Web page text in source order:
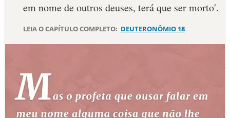
DEVOCIONAL DIÁRIO
10 MANDAMENTOS
ESTUDOS BÍBLICOS
em nome de outros deuses, terá que ser morto'.
LEIA O CAPÍTULO COMPLETO: DEUTERONÔMIO 18